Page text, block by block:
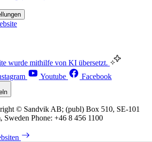
wurde mithilfe von KI übersetzt.
Youtube Facebook
© Sandvik AB; (publ) Box 510, SE-101
Sweden Phone: +46 8 456 1100